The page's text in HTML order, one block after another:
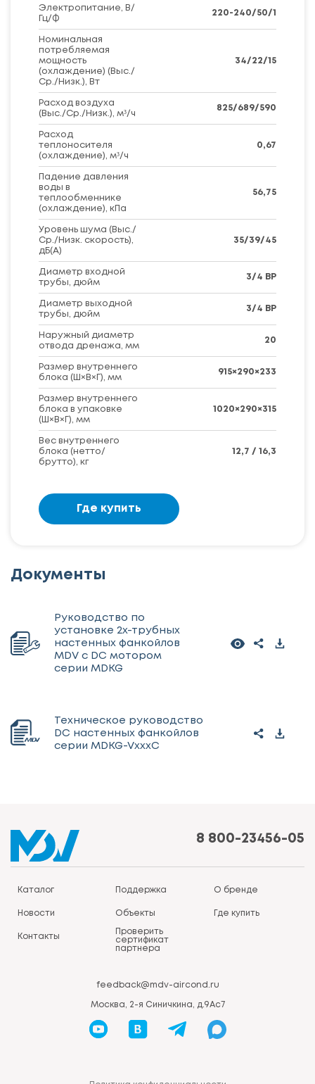
Электропитание, В/
Гц/Ф
220-240/50/1
Номинальная
потребляемая
мощность
(охлаждение) (Выс./
Ср./Низк.), Вт
34/22/15
Расход воздуха
(Выс./Ср./Низк.), м³/ч
825/689/590
Расход
теплоносителя
(охлаждение), м³/ч
0,67
Падение давления
воды в
теплообменнике
(охлаждение), кПа
56,75
Уровень шума (Выс./
Ср./Низк. скорость),
дБ(А)
35/39/45
Диаметр входной
трубы, дюйм
3/4 ВР
Диаметр выходной
трубы, дюйм
3/4 ВР
Наружный диаметр
отвода дренажа, мм
20
Размер внутреннего
блока (Ш×В×Г), мм
915×290×233
Размер внутреннего
блока в упаковке
(Ш×В×Г), мм
1020×290×315
Вес внутреннего
блока (нетто/
брутто), кг
12,7 / 16,3
Где купить
Документы
Руководство по
установке 2х-трубных
настенных фанкойлов
MDV с DС мотором
серии MDKG
Техническое руководство
DC настенных фанкойлов
серии MDKG-VxxxC
8 800-23456-05
Каталог Поддержка О бренде
Новости Объекты Где купить
Контакты
Проверить
сертификат
партнера
feedback@mdv-aircond.ru
Москва, 2-я Синичкина, д.9Ас7